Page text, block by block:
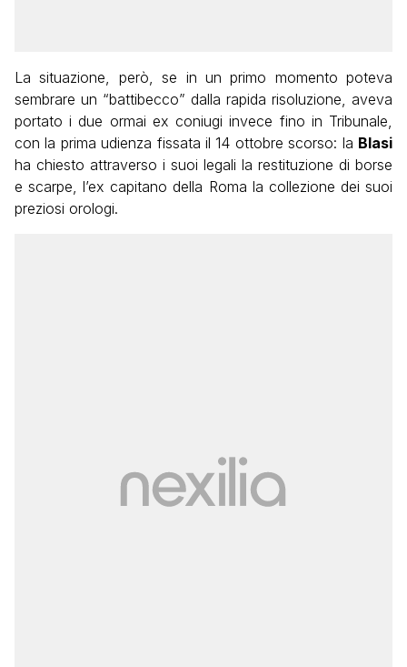
La situazione, però, se in un primo momento poteva
sembrare un “battibecco” dalla rapida risoluzione, aveva
portato i due ormai ex coniugi invece fino in Tribunale,
con la prima udienza fissata il 14 ottobre scorso: la Blasi
ha chiesto attraverso i suoi legali la restituzione di borse
e scarpe, l’ex capitano della Roma la collezione dei suoi
preziosi orologi.